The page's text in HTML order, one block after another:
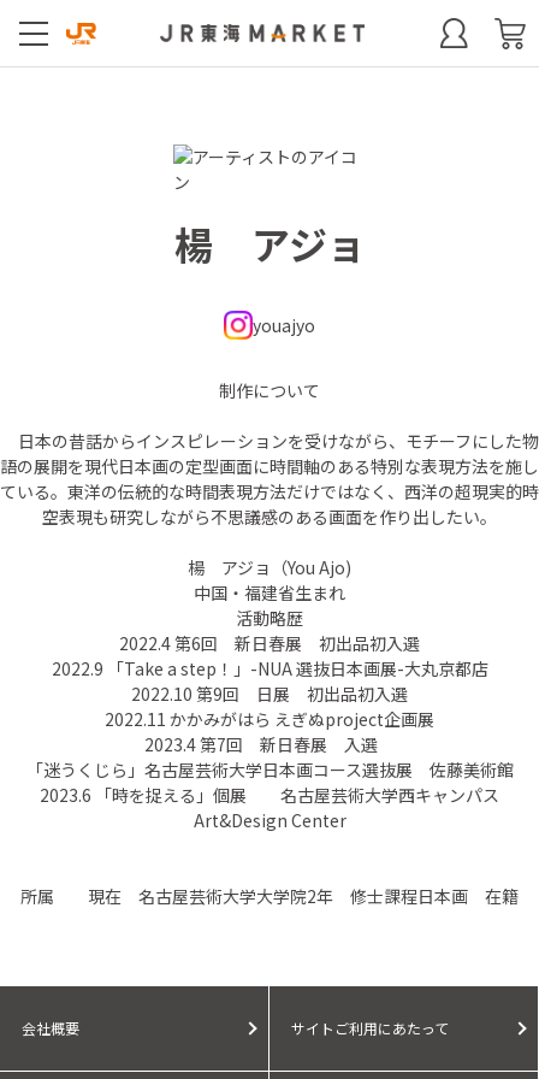
楊 アジョ
youajyo
制作について
日本の昔話からインスピレーションを受けながら、モチーフにした物
語の展開を現代日本画の定型画面に時間軸のある特別な表現方法を施し
ている。東洋の伝統的な時間表現方法だけではなく、西洋の超現実的時
空表現も研究しながら不思議感のある画面を作り出したい。
楊 アジョ（You Ajo)
中国・福建省生まれ
活動略歴
2022.4 第6回 新日春展 初出品初入選
2022.9 「Take a step！」-NUA 選抜日本画展-大丸京都店
2022.10 第9回 日展 初出品初入選
2022.11 かかみがはら えぎぬproject企画展
2023.4 第7回 新日春展 入選
「迷うくじら」名古屋芸術大学日本画コース選抜展 佐藤美術館
2023.6 「時を捉える」個展 名古屋芸術大学西キャンパス
Art&Design Center
所属 現在 名古屋芸術大学大学院2年 修士課程日本画 在籍
会社概要 サイトご利用にあたって